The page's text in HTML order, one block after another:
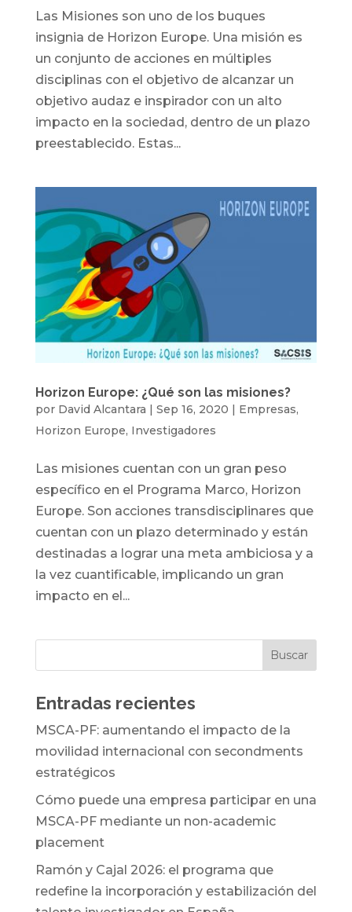
Las Misiones son uno de los buques
insignia de Horizon Europe. Una misión es
un conjunto de acciones en múltiples
disciplinas con el objetivo de alcanzar un
objetivo audaz e inspirador con un alto
impacto en la sociedad, dentro de un plazo
preestablecido. Estas...
Horizon Europe: ¿Qué son las misiones?
por David Alcantara | Sep 16, 2020 | Empresas,
Horizon Europe, Investigadores
Las misiones cuentan con un gran peso
específico en el Programa Marco, Horizon
Europe. Son acciones transdisciplinares que
cuentan con un plazo determinado y están
destinadas a lograr una meta ambiciosa y a
la vez cuantificable, implicando un gran
impacto en el...
Entradas recientes
MSCA-PF: aumentando el impacto de la
movilidad internacional con secondments
estratégicos
Cómo puede una empresa participar en una
MSCA-PF mediante un non-academic
placement
Ramón y Cajal 2026: el programa que
redefine la incorporación y estabilización del